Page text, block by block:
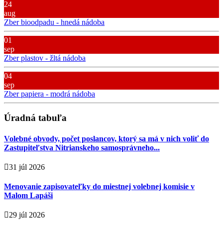
24
aug
Zber bioodpadu - hnedá nádoba
01
sep
Zber plastov - žltá nádoba
04
sep
Zber papiera - modrá nádoba
Úradná tabuľa
Volebné obvody, počet poslancov, ktorý sa má v nich voliť do
Zastupiteľstva Nitrianskeho samosprávneho...
31 júl 2026
Menovanie zapisovateľky do miestnej volebnej komisie v
Malom Lapáši
29 júl 2026